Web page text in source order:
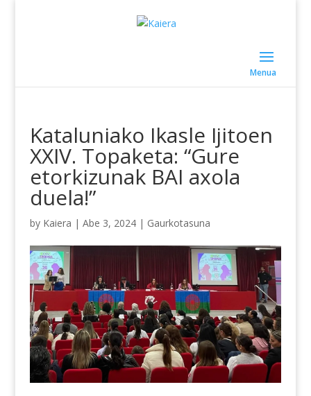
Kataluniako Ikasle Ijitoen
XXIV. Topaketa: “Gure
etorkizunak BAI axola
duela!”
by Kaiera | Abe 3, 2024| Gaurkotasuna